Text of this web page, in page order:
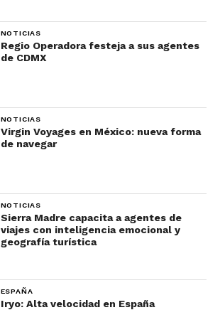
NOTICIAS
Regio Operadora festeja a sus agentes
de CDMX
NOTICIAS
Virgin Voyages en México: nueva forma
de navegar
NOTICIAS
Sierra Madre capacita a agentes de
viajes con inteligencia emocional y
geografía turística
ESPAÑA
Iryo: Alta velocidad en España